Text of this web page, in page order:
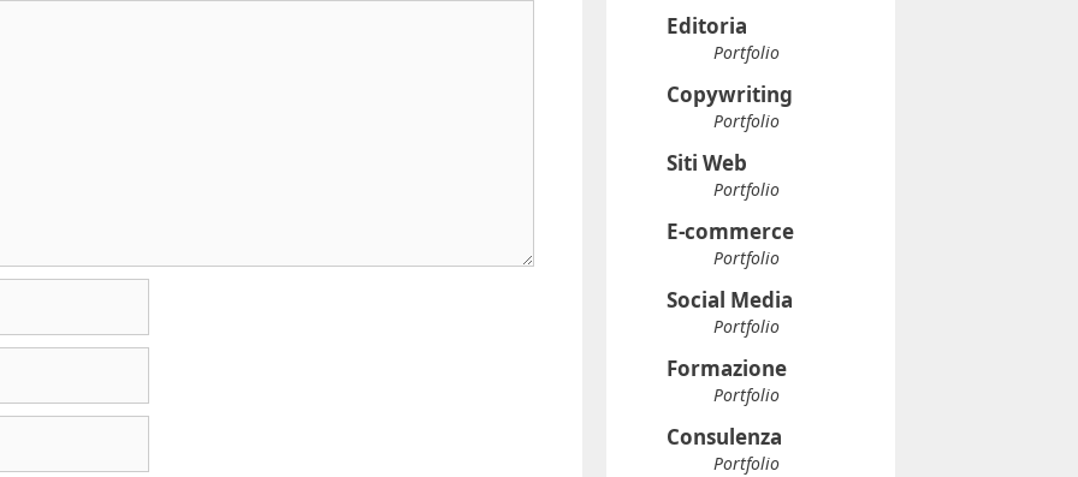
Editoria
Portfolio
Copywriting
Portfolio
Siti Web
Portfolio
E-commerce
Portfolio
Social Media
Portfolio
Formazione
Portfolio
Consulenza
Portfolio